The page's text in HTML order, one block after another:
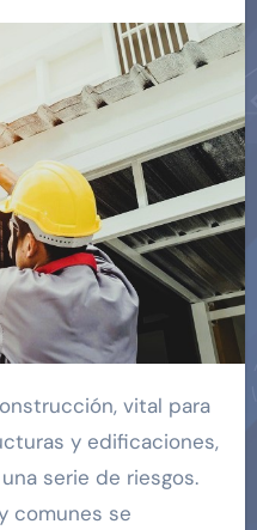
vital para
y edificaciones,
serie de riesgos.
comunes se